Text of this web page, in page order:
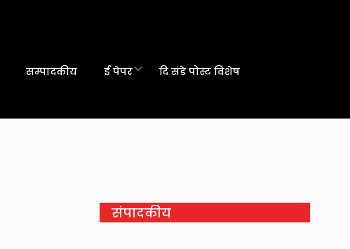
सम्पादकीय ई पेपर दि संडे पोस्ट विशेष
संपादकीय